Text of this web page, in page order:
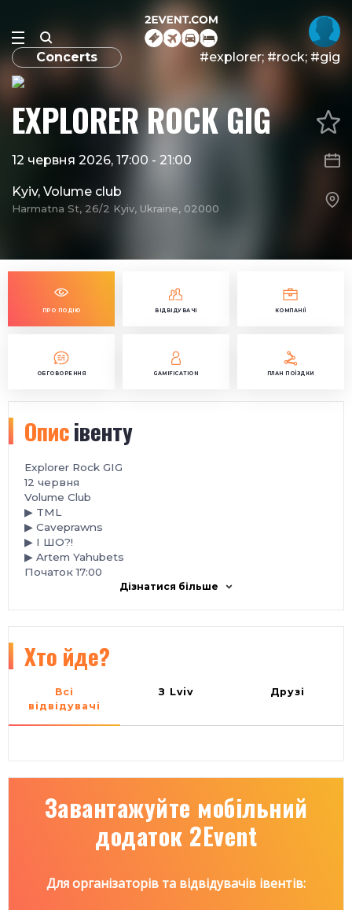
Concerts #explorer; #rock; #gig
EXPLORER ROCK GIG
12 червня 2026, 17:00 - 21:00
Kyiv, Volume club
Harmatna St, 26/2 Kyiv, Ukraine, 02000
ПРО ПОДІЮ ВІДВІДУВАЧІ КОМПАНІЇ
ОБГОВОРЕННЯ GAMIFICATION ПЛАН ПОЇЗДКИ
Описівенту
Explorer Rock GIG
️12 червня
Volume Club
▶ TML
▶ Caveprawns
▶ I ШО?!
▶ Artem Yahubets
Початок 17:00
Дізнатися більше
Хто йде?
Всі
відвідувачі
З Lviv Друзі
Завантажуйте мобільний
додаток 2Event
Для організаторів та відвідувачів івентів: